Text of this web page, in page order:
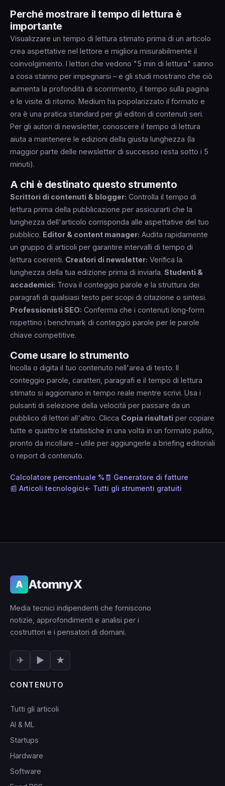
Perché mostrare il tempo di lettura è
importante
Visualizzare un tempo di lettura stimato prima di un articolo
crea aspettative nel lettore e migliora misurabilmente il
coinvolgimento. I lettori che vedono "5 min di lettura" sanno
a cosa stanno per impegnarsi – e gli studi mostrano che ciò
aumenta la profondità di scorrimento, il tempo sulla pagina
e le visite di ritorno. Medium ha popolarizzato il formato e
ora è una pratica standard per gli editori di contenuti seri.
Per gli autori di newsletter, conoscere il tempo di lettura
aiuta a mantenere le edizioni della giusta lunghezza (la
maggior parte delle newsletter di successo resta sotto i 5
minuti).
A chi è destinato questo strumento
Scrittori di contenuti & blogger: Controlla il tempo di
lettura prima della pubblicazione per assicurarti che la
lunghezza dell'articolo corrisponda alle aspettative del tuo
pubblico. Editor & content manager: Audita rapidamente
un gruppo di articoli per garantire intervalli di tempo di
lettura coerenti. Creatori di newsletter: Verifica la
lunghezza della tua edizione prima di inviarla. Studenti &
accademici: Trova il conteggio parole e la struttura dei
paragrafi di qualsiasi testo per scopi di citazione o sintesi.
Professionisti SEO: Conferma che i contenuti long‑form
rispettino i benchmark di conteggio parole per le parole
chiave competitive.
Come usare lo strumento
Incolla o digita il tuo contenuto nell'area di testo. Il
conteggio parole, caratteri, paragrafi e il tempo di lettura
stimato si aggiornano in tempo reale mentre scrivi. Usa i
pulsanti di selezione della velocità per passare da un
pubblico di lettori all'altro. Clicca Copia risultati per copiare
tutte e quattro le statistiche in una volta in un formato pulito,
pronto da incollare – utile per aggiungerle a briefing editoriali
o report di contenuto.
Calcolatore percentuale % 🧾 Generatore di fatture
📰 Articoli tecnologici← Tutti gli strumenti gratuiti
A AtomnyX
Media tecnici indipendenti che forniscono
notizie, approfondimenti e analisi per i
costruttori e i pensatori di domani.
✈ ▶ ★
CONTENUTO
Tutti gli articoli
AI & ML
Startups
Hardware
Software